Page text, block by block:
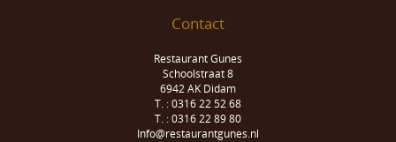
Contact
Restaurant Gunes
Schoolstraat 8
6942 AK Didam
T. : 0316 22 52 68
T. : 0316 22 89 80
Info@restaurantgunes.nl